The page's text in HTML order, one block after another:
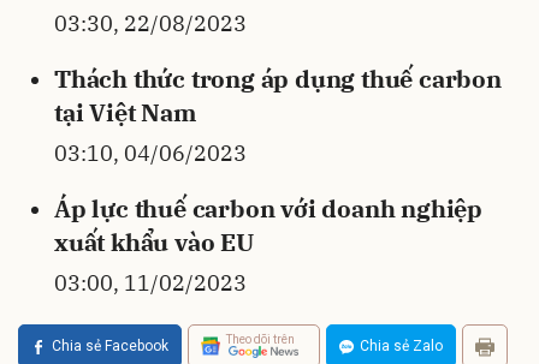
03:30, 22/08/2023
Thách thức trong áp dụng thuế carbon
tại Việt Nam
03:10, 04/06/2023
Áp lực thuế carbon với doanh nghiệp
xuất khẩu vào EU
03:00, 11/02/2023
Chia sẻ Facebook Theo dõi trên Chia sẻ Zalo